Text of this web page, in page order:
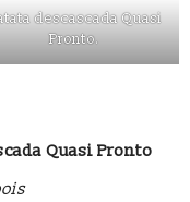
descascada Quasi
Pronto.
Quasi Pronto